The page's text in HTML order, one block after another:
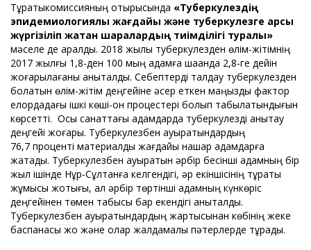
Тұрақтыкомиссияның отырысында «Туберкулездің
эпидемиологиялық жағдайы және туберкулезге қарсы
жүргізіліп жатқан шаралардың тиімділігі туралы»
мәселе де қаралды. 2018 жылы туберкулезден өлім-жітімнің
2017 жылғы 1,8-ден 100 мың адамға шаққанда 2,8-ге дейін
жоғарылағаны анықталды. Себептерді талдау туберкулезден
болатын өлім-жітім деңгейіне әсер еткен маңызды фактор
елордадағы ішкі көші-қон процестері болып табылатындығын
көрсетті. Осы санаттағы адамдарда туберкулезді анықтау
деңгейі жоғары. Туберкулезбен ауыратындардың
76,7 проценті материалдық жағдайы нашар адамдарға
жатады. Туберкулезбен ауыратын әрбір бесінші адамның бір
жыл ішінде Нұр-Сұлтанға келгендігі, әр екіншісінің тұрақты
жұмысы жоқтығы, ал әрбір төртінші адамның күнкөріс
деңгейінен төмен табысы бар екендігі анықталды.
Туберкулезбен ауыратындардың жартысынан көбінің жеке
баспанасы жоқ және олар жалдамалы пәтерлерде тұрады.